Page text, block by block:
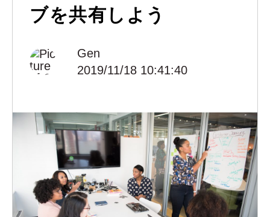
ブを共有しよう
Gen
2019/11/18 10:41:40